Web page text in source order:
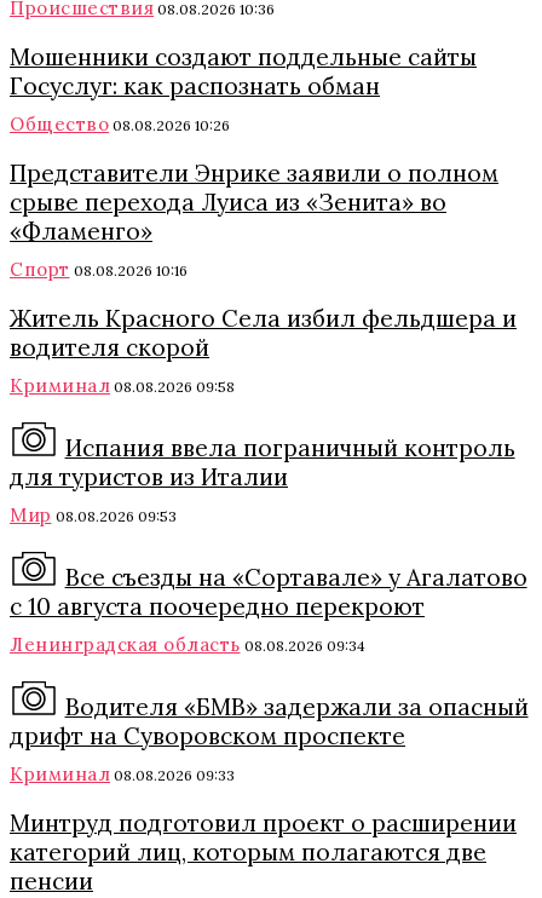
Происшествия 08.08.2026 10:36
Мошенники создают поддельные сайты
Госуслуг: как распознать обман
Общество 08.08.2026 10:26
Представители Энрике заявили о полном
срыве перехода Луиса из «Зенита» во
«Фламенго»
Спорт 08.08.2026 10:16
Житель Красного Села избил фельдшера и
водителя скорой
Криминал 08.08.2026 09:58
Испания ввела пограничный контроль
для туристов из Италии
Мир 08.08.2026 09:53
Все съезды на «Сортавале» у Агалатово
с 10 августа поочередно перекроют
Ленинградская область 08.08.2026 09:34
Водителя «БМВ» задержали за опасный
дрифт на Суворовском проспекте
Криминал 08.08.2026 09:33
Минтруд подготовил проект о расширении
категорий лиц, которым полагаются две
пенсии